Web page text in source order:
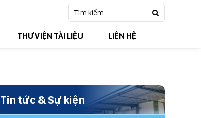
THƯ VIỆN TÀI LIỆU LIÊN HỆ
Tin tức & Sự kiện